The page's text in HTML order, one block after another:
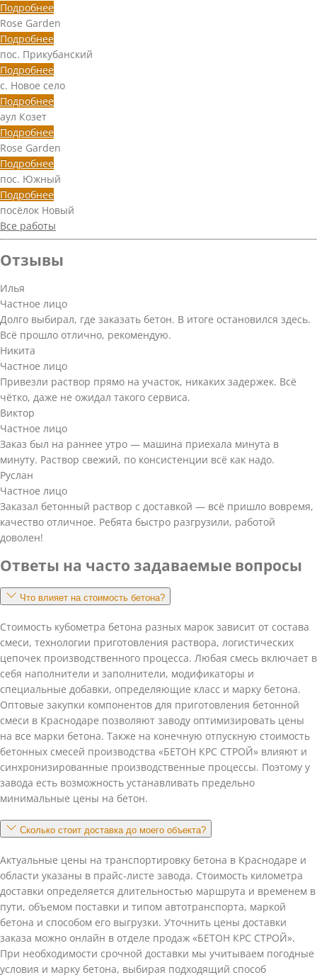
Подробнее
Rose Garden
Подробнее
пос. Прикубанский
Подробнее
с. Новое село
Подробнее
аул Козет
Подробнее
Rose Garden
Подробнее
пос. Южный
Подробнее
посёлок Новый
Все работы
Отзывы
Илья
Частное лицо
Долго выбирал, где заказать бетон. В итоге остановился здесь.
Всё прошло отлично, рекомендую.
Никита
Частное лицо
Привезли раствор прямо на участок, никаких задержек. Всё
чётко, даже не ожидал такого сервиса.
Виктор
Частное лицо
Заказ был на раннее утро — машина приехала минута в
минуту. Раствор свежий, по консистенции всё как надо.
Руслан
Частное лицо
Заказал бетонный раствор с доставкой — всё пришло вовремя,
качество отличное. Ребята быстро разгрузили, работой
доволен!
Ответы на часто задаваемые вопросы
Что влияет на стоимость бетона?
Стоимость кубометра бетона разных марок зависит от состава
смеси, технологии приготовления раствора, логистических
цепочек производственного процесса. Любая смесь включает в
себя наполнители и заполнители, модификаторы и
специальные добавки, определяющие класс и марку бетона.
Оптовые закупки компонентов для приготовления бетонной
смеси в Краснодаре позволяют заводу оптимизировать цены
на все марки бетона. Также на конечную отпускную стоимость
бетонных смесей производства «БЕТОН КРС СТРОЙ» влияют и
синхронизированные производственные процессы. Поэтому у
завода есть возможность устанавливать предельно
минимальные цены на бетон.
Сколько стоит доставка до моего объекта?
Актуальные цены на транспортировку бетона в Краснодаре и
области указаны в прайс-листе завода. Стоимость километра
доставки определяется длительностью маршрута и временем в
пути, объемом поставки и типом автотранспорта, маркой
бетона и способом его выгрузки. Уточнить цены доставки
заказа можно онлайн в отделе продаж «БЕТОН КРС СТРОЙ».
При необходимости срочной доставки мы учитываем погодные
условия и марку бетона, выбирая подходящий способ